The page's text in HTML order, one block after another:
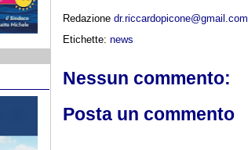
Redazione dr.riccardopicone@gmail.com
Etichette: news
Nessun commento:
Posta un commento